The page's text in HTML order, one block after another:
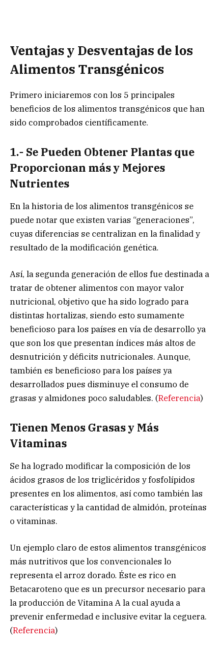
Ventajas y Desventajas de los
Alimentos Transgénicos
Primero iniciaremos con los 5 principales
beneficios de los alimentos transgénicos que han
sido comprobados científicamente.
1.- Se Pueden Obtener Plantas que
Proporcionan más y Mejores
Nutrientes
En la historia de los alimentos transgénicos se
puede notar que existen varias “generaciones”,
cuyas diferencias se centralizan en la finalidad y
resultado de la modificación genética.
Así, la segunda generación de ellos fue destinada a
tratar de obtener alimentos con mayor valor
nutricional, objetivo que ha sido logrado para
distintas hortalizas, siendo esto sumamente
beneficioso para los países en vía de desarrollo ya
que son los que presentan índices más altos de
desnutrición y déficits nutricionales. Aunque,
también es beneficioso para los países ya
desarrollados pues disminuye el consumo de
grasas y almidones poco saludables. (Referencia)
Tienen Menos Grasas y Más
Vitaminas
Se ha logrado modificar la composición de los
ácidos grasos de los triglicéridos y fosfolípidos
presentes en los alimentos, así como también las
características y la cantidad de almidón, proteínas
o vitaminas.
Un ejemplo claro de estos alimentos transgénicos
más nutritivos que los convencionales lo
representa el arroz dorado. Éste es rico en
Betacaroteno que es un precursor necesario para
la producción de Vitamina A la cual ayuda a
prevenir enfermedad e inclusive evitar la ceguera.
(Referencia)